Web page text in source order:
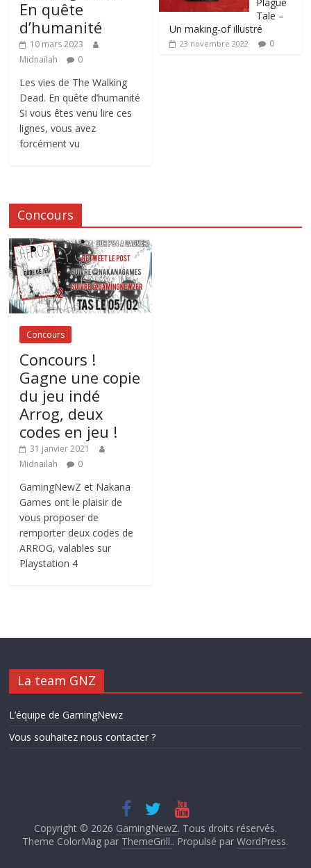
En quête
d’humanité
10 mars 2023
Midnailah
0
Les vies de The Walking
Dead. En quête d’humanité
Si vous êtes venu lire ces
lignes, vous avez
forcément vu
Tale –
Un making-of illustré
23 novembre 2022 0
Concours
Concours
Concours !
Gagne une copie
du jeu indé
Arrog, deux
codes en jeu !
31 janvier 2021
Midnailah
0
GamingNewZ et Nakana
Games ont le plaisir de
vous proposer de
remporter deux codes de
ARROG, valables sur
Playstation 4
La team GNZ
L’équipe de GamingNewz
Vous souhaitez nous contacter ?
Copyright © 2026 GamingNewZ. Tous droits réservés.
Theme ColorMag par ThemeGrill.. Propulsé parWordPress.